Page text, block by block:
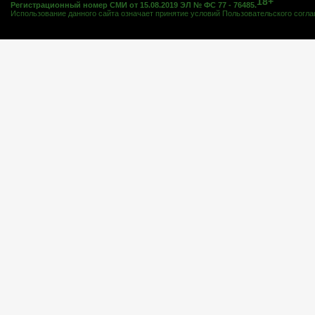
Регистрационный номер СМИ от 15.08.2019 ЭЛ № ФС 77 - 76485.
Использование данного сайта означает принятие условий Пользовательского